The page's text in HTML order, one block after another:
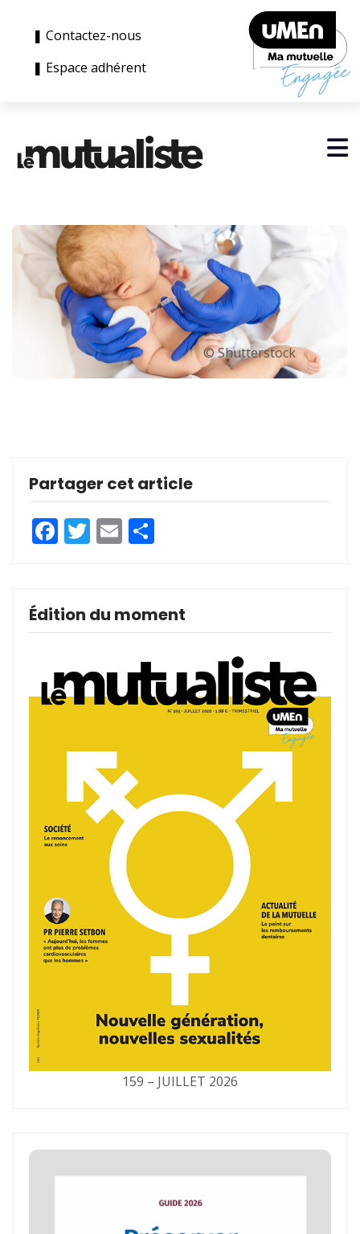
❚ Contactez-nous
❚ Espace adhérent
© Shutterstock
Partager cet article
Facebook
Twitter
Email
Édition du moment
159 – JUILLET 2026